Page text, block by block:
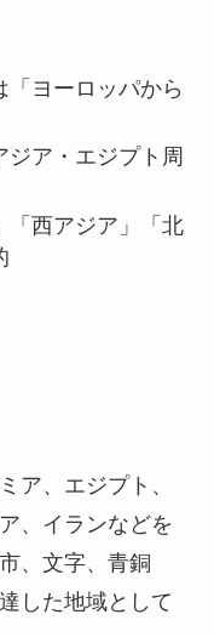
ヨーロッパから
ジア・エジプト周
「西アジア」「北
ア、エジプト、
、イランなどを
、文字、青銅
した地域として